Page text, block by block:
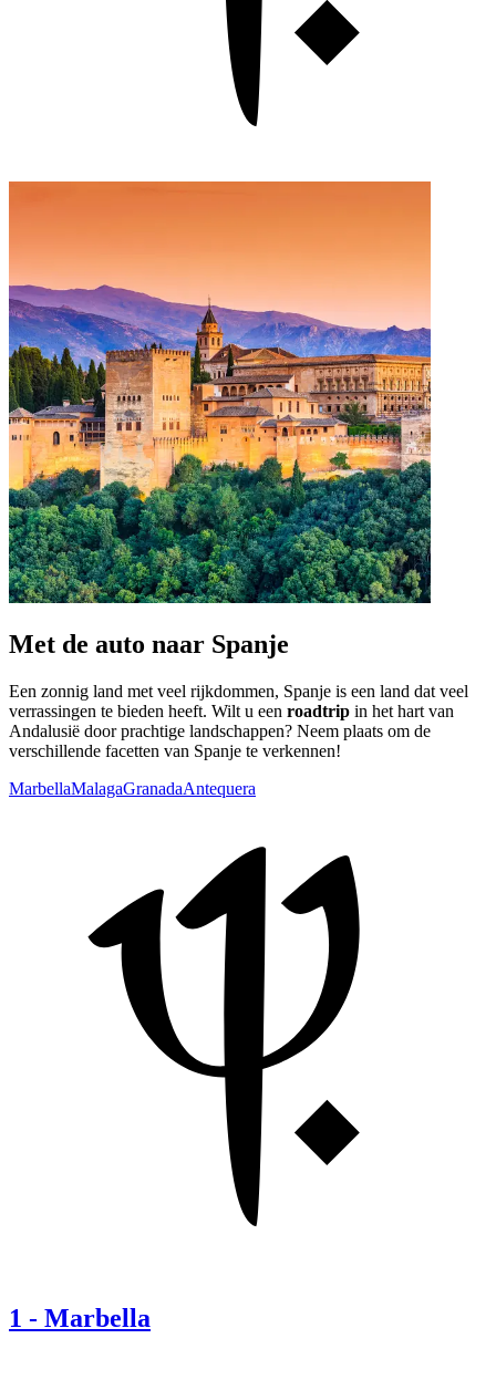
Met de auto naar Spanje
Een zonnig land met veel rijkdommen, Spanje is een land dat veel
verrassingen te bieden heeft. Wilt u een roadtrip in het hart van
Andalusië door prachtige landschappen? Neem plaats om de
verschillende facetten van Spanje te verkennen!
MarbellaMalagaGranadaAntequera
1 - Marbella